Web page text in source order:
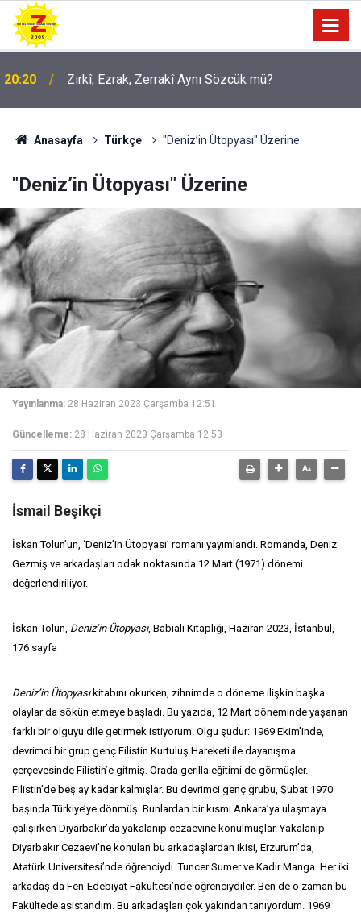
09:56 Ji Zilma Partîzanan Nimûneyeka Piçûk
Anasayfa Türkçe "Deniz’in Ütopyası" Üzerine
"Deniz’in Ütopyası" Üzerine
Yayınlanma: 28 Haziran 2023 Çarşamba 12:51
Güncelleme: 28 Haziran 2023 Çarşamba 12:53
İsmail Beşikçi
İskan Tolun’un, ‘Deniz’in Ütopyası’ romanı yayımlandı. Romanda, Deniz
Gezmiş ve arkadaşları odak noktasında 12 Mart (1971) dönemi
değerlendiriliyor.
İskan Tolun, Deniz’in Ütopyası, Babıali Kitaplığı, Haziran 2023, İstanbul,
176 sayfa
Deniz’in Ütopyasıkitabını okurken, zihnimde o döneme ilişkin başka
olaylar da sökün etmeye başladı. Bu yazıda, 12 Mart döneminde yaşanan
farklı bir olguyu dile getirmek istiyorum. Olgu şudur: 1969 Ekim’inde,
devrimci bir grup genç Filistin Kurtuluş Hareketi ile dayanışma
çerçevesinde Filistin’e gitmiş. Orada gerilla eğitimi de görmüşler.
Filistin’de beş ay kadar kalmışlar. Bu devrimci genç grubu, Şubat 1970
başında Türkiye’ye dönmüş. Bunlardan bir kısmı Ankara’ya ulaşmaya
çalışırken Diyarbakır’da yakalanıp cezaevine konulmuşlar. Yakalanıp
Diyarbakır Cezaevi’ne konulan bu arkadaşlardan ikisi, Erzurum’da,
Atatürk Üniversitesi’nde öğrenciydi. Tuncer Sumer ve Kadir Manga. Her iki
arkadaş da Fen-Edebiyat Fakültesi’nde öğrenciydiler. Ben de o zaman bu
Fakültede asistandım. Bu arkadaşları çok yakından tanıyordum. 1969